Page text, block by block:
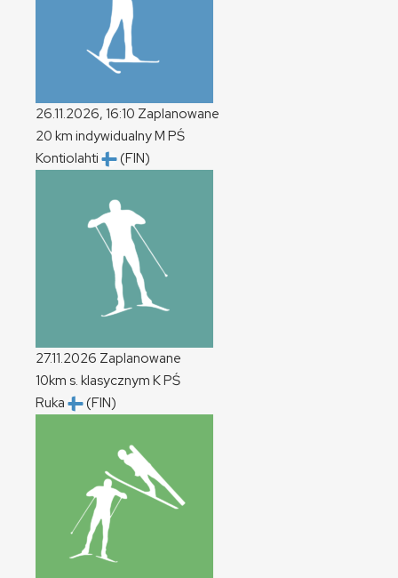
26.11.2026, 16:10 Zaplanowane
20 km indywidualnyM PŚ
Kontiolahti
(FIN)
27.11.2026 Zaplanowane
10km s. klasycznym KPŚ
Ruka
(FIN)